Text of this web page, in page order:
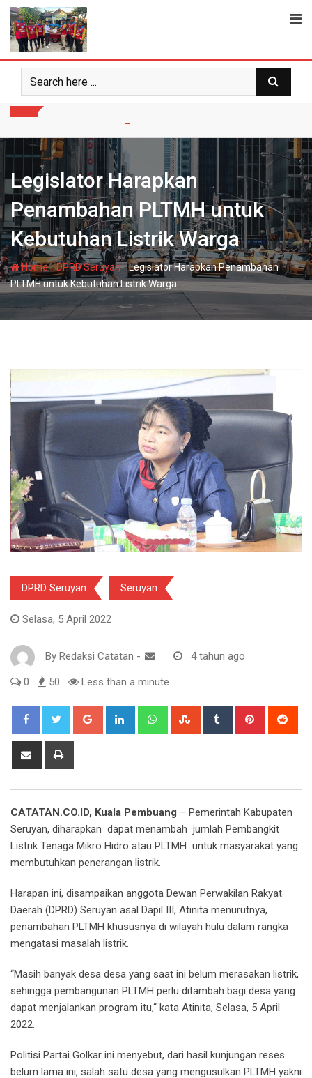
Skip
content
Legislator Harapkan
Penambahan PLTMH untuk
Kebutuhan Listrik Warga
Home-DPRD Seruyan-Legislator Harapkan Penambahan
PLTMH untuk Kebutuhan Listrik Warga
DPRD Seruyan Seruyan
Selasa, 5 April 2022
By Redaksi Catatan - 4 tahun ago
0 50 Less than a minute
Google+ LinkedIn WhatsappStumbleUpon
Tumblr Pinterest
Share
CATATAN.CO.ID, Kuala Pembuang – Pemerintah Kabupaten
Seruyan, diharapkan dapat menambah jumlah Pembangkit
Listrik Tenaga Mikro Hidro atau PLTMH untuk masyarakat yang
membutuhkan penerangan listrik.
Harapan ini, disampaikan anggota Dewan Perwakilan Rakyat
Daerah (DPRD) Seruyan asal Dapil III, Atinita menurutnya,
penambahan PLTMH khususnya di wilayah hulu dalam rangka
mengatasi masalah listrik.
“Masih banyak desa desa yang saat ini belum merasakan listrik,
sehingga pembangunan PLTMH perlu ditambah bagi desa yang
dapat menjalankan program itu,“ kata Atinita, Selasa, 5 April
2022.
Politisi Partai Golkar ini menyebut, dari hasil kunjungan reses
belum lama ini, salah satu desa yang mengusulkan PLTMH yakni